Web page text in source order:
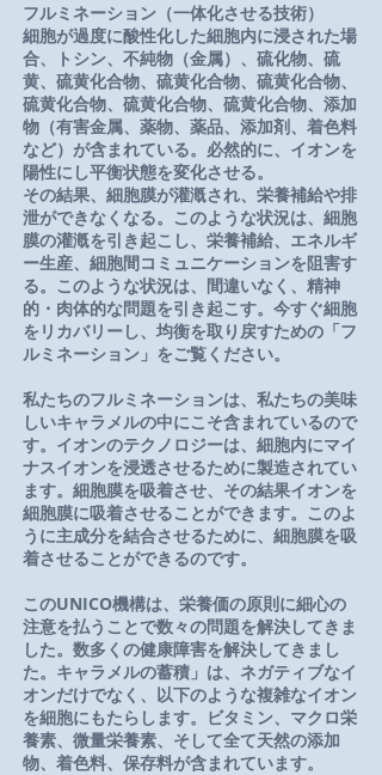
フルミネーション（一体化させる技術）
細胞が過度に酸性化した細胞内に浸された場
合、トシン、不純物（金属）、硫化物、硫
黄、硫黄化合物、硫黄化合物、硫黄化合物、
硫黄化合物、硫黄化合物、硫黄化合物、添加
物（有害金属、薬物、薬品、添加剤、着色料
など）が含まれている。必然的に、イオンを
陽性にし平衡状態を変化させる。
その結果、細胞膜が灌漑され、栄養補給や排
泄ができなくなる。このような状況は、細胞
膜の灌漑を引き起こし、栄養補給、エネルギ
ー生産、細胞間コミュニケーションを阻害す
る。このような状況は、間違いなく、精神
的・肉体的な問題を引き起こす。今すぐ細胞
をリカバリーし、均衡を取り戻すための「フ
ルミネーション」をご覧ください。
私たちのフルミネーションは、私たちの美味
しいキャラメルの中にこそ含まれているので
す。イオンのテクノロジーは、細胞内にマイ
ナスイオンを浸透させるために製造されてい
ます。細胞膜を吸着させ、その結果イオンを
細胞膜に吸着させることができます。このよ
うに主成分を結合させるために、細胞膜を吸
着させることができるのです。
このUNICO機構は、栄養価の原則に細心の
注意を払うことで数々の問題を解決してきま
した。数多くの健康障害を解決してきまし
た。キャラメルの蓄積」は、ネガティブなイ
オンだけでなく、以下のような複雑なイオン
を細胞にもたらします。ビタミン、マクロ栄
養素、微量栄養素、そして全て天然の添加
物、着色料、保存料が含まれています。